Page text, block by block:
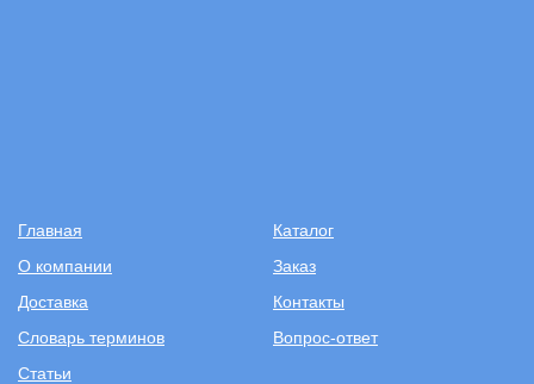
Главная
Каталог
О компании
Заказ
Доставка
Контакты
Словарь терминов
Вопрос-ответ
Статьи